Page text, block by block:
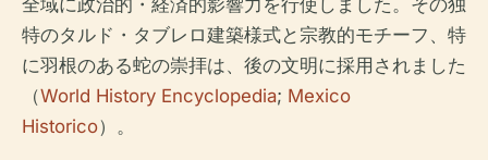
特のタルド・タブレロ建築様式と宗教的モチーフ、特
に羽根のある蛇の崇拝は、後の文明に採用されました
（World History Encyclopedia; Mexico
Historico）。